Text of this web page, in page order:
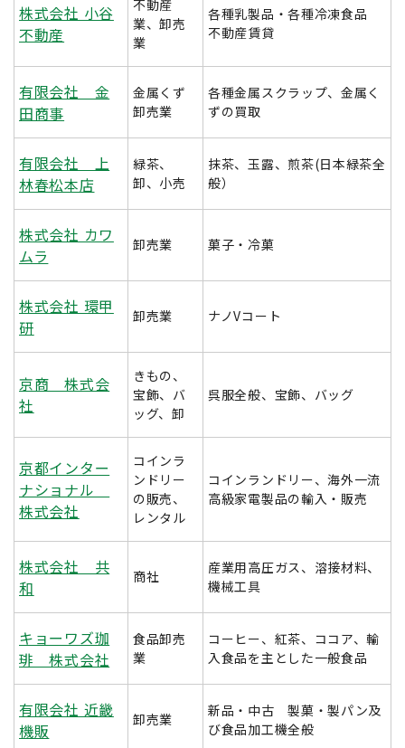
株式会社 小谷
不動産
不動産
業、卸売
業
各種乳製品・各種冷凍食品
不動産賃貸
有限会社 金
田商事
金属くず
卸売業
各種金属スクラップ、金属く
ずの買取
有限会社 上
林春松本店
緑茶、
卸、小売
抹茶、玉露、煎茶(日本緑茶全
般）
株式会社 カワ
ムラ
卸売業 菓子・冷菓
株式会社 環甲
研
卸売業 ナノVコート
京商 株式会
社
きもの、
宝飾、バ
ッグ、卸
呉服全般、宝飾、バッグ
京都インター
ナショナル
株式会社
コインラ
ンドリー
の販売、
レンタル
コインランドリー、海外一流
高級家電製品の輸入・販売
株式会社 共
和
商社
産業用高圧ガス、溶接材料、
機械工具
キョーワズ珈
琲 株式会社
食品卸売
業
コーヒー、紅茶、ココア、輸
入食品を主とした一般食品
有限会社 近畿
機販
卸売業
新品・中古 製菓・製パン及
び食品加工機全般